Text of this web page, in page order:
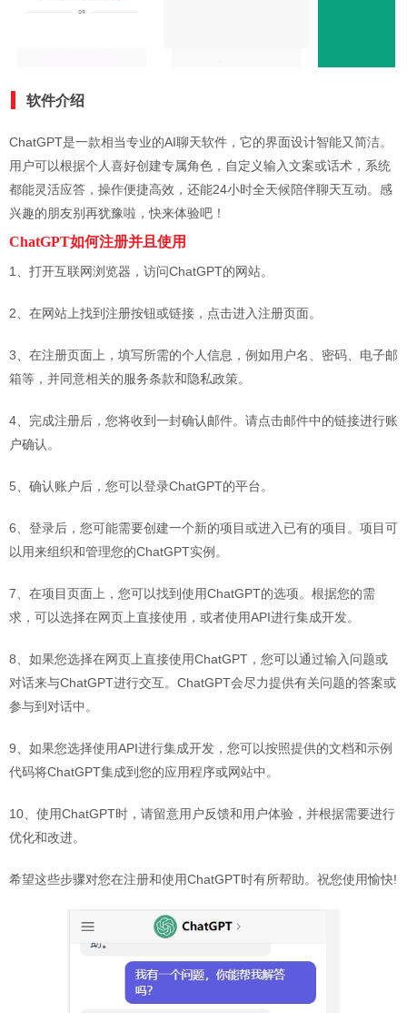
软件介绍
ChatGPT是一款相当专业的AI聊天软件，它的界面设计智能又简洁。
用户可以根据个人喜好创建专属角色，自定义输入文案或话术，系统
都能灵活应答，操作便捷高效，还能24小时全天候陪伴聊天互动。感
兴趣的朋友别再犹豫啦，快来体验吧！
ChatGPT如何注册并且使用
1、打开互联网浏览器，访问ChatGPT的网站。
2、在网站上找到注册按钮或链接，点击进入注册页面。
3、在注册页面上，填写所需的个人信息，例如用户名、密码、电子邮
箱等，并同意相关的服务条款和隐私政策。
4、完成注册后，您将收到一封确认邮件。请点击邮件中的链接进行账
户确认。
5、确认账户后，您可以登录ChatGPT的平台。
6、登录后，您可能需要创建一个新的项目或进入已有的项目。项目可
以用来组织和管理您的ChatGPT实例。
7、在项目页面上，您可以找到使用ChatGPT的选项。根据您的需
求，可以选择在网页上直接使用，或者使用API进行集成开发。
8、如果您选择在网页上直接使用ChatGPT，您可以通过输入问题或
对话来与ChatGPT进行交互。ChatGPT会尽力提供有关问题的答案或
参与到对话中。
9、如果您选择使用API进行集成开发，您可以按照提供的文档和示例
代码将ChatGPT集成到您的应用程序或网站中。
10、使用ChatGPT时，请留意用户反馈和用户体验，并根据需要进行
优化和改进。
希望这些步骤对您在注册和使用ChatGPT时有所帮助。祝您使用愉快!